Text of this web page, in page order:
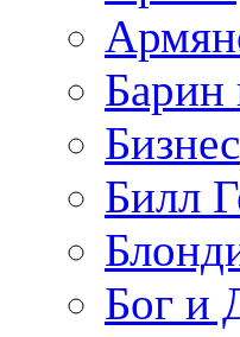
Бизнес
Билл
Бог и